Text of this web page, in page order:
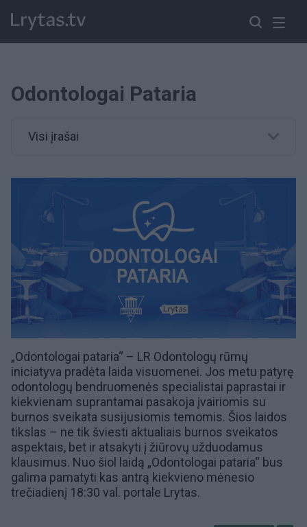
Odontologai Pataria
Visi įrašai
„Odontologai pataria“ – LR Odontologų rūmų
iniciatyva pradėta laida visuomenei. Jos metu patyrę
odontologų bendruomenės specialistai paprastai ir
kiekvienam suprantamai pasakoja įvairiomis su
burnos sveikata susijusiomis temomis. Šios laidos
tikslas – ne tik šviesti aktualiais burnos sveikatos
aspektais, bet ir atsakyti į žiūrovų užduodamus
klausimus. Nuo šiol laidą „Odontologai pataria“ bus
galima pamatyti kas antrą kiekvieno mėnesio
trečiadienį 18:30 val. portale Lrytas.